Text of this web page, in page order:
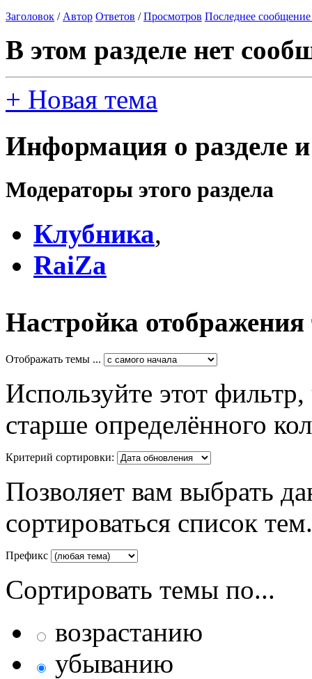
Заголовок /Автор Ответов /Просмотров Последнее сообщение
В этом разделе нет
+ Новая тема
Информация о разделе
Модераторы этого раздела
Клубника,
RaiZa
Настройка отображения
Отображать темы ...
Используйте этот
старше определённого
Критерий сортировки:
Позволяет вам выбрать
сортироваться список тем.
Префикс
Сортировать темы по...
возрастанию
убыванию